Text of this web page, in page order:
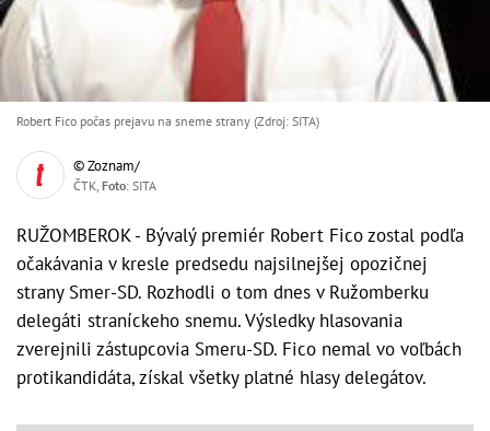
Robert Fico počas prejavu na sneme strany (Zdroj: SITA)
© Zoznam/
ČTK, Foto: SITA
RUŽOMBEROK - Bývalý premiér Robert Fico zostal podľa
očakávania v kresle predsedu najsilnejšej opozičnej
strany Smer-SD. Rozhodli o tom dnes v Ružomberku
delegáti straníckeho snemu. Výsledky hlasovania
zverejnili zástupcovia Smeru-SD. Fico nemal vo voľbách
protikandidáta, získal všetky platné hlasy delegátov.